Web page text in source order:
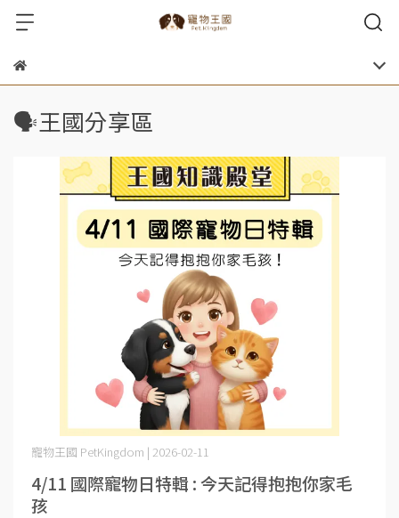
🗣️王國分享區
4/11 國際寵物日特輯 : 今天記得抱抱你家毛
孩
寵物王國 PetKingdom | 2026-02-11